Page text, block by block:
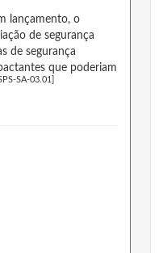
lançamento, o
de segurança
de segurança
que poderiam
SA-03.01]